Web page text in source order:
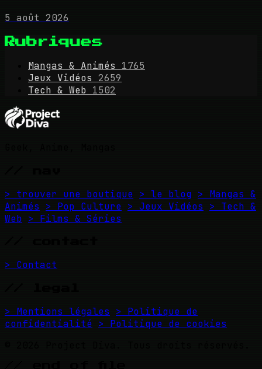
5 août 2026
Rubriques
Mangas & Animés
1765
Jeux Vidéos
2659
Tech & Web 1502
> trouver une boutique > le blog > Mangas &
Animés
> Pop Culture > Jeux Vidéos
> Tech &
Web > Films & Séries
> Contact
> Mentions légales
> Politique de
confidentialité > Politique de cookies